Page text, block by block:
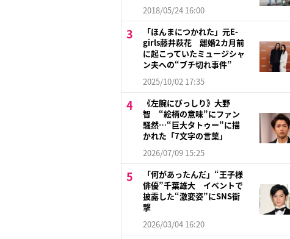
2018/05/24 16:00
「ほんまにつかれた」元E-
girls藤井萩花 離婚2カ月前
に起こっていたミュージシャ
ン夫への“ブチ切れ事件”
2025/10/02 17:35
《左腕にびっしり》大野
智 “絵柄の意味”にファン
騒然…“巨大タトゥー”に描
かれた「7文字の言葉」
2026/07/09 15:25
「何があったんだ」“王子様
俳優”千葉雄大 イベントで
披露した“激変姿”にSNS衝
撃
2026/03/04 16:20